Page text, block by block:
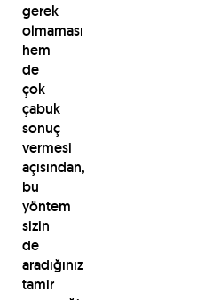
gerek
olmaması
hem
de
çok
çabuk
sonuç
vermesi
açısından,
bu
yöntem
sizin
de
aradığınız
tamir